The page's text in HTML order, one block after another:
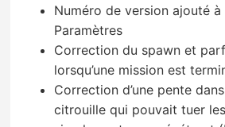
Numéro de version ajouté à
Paramètres
Correction du spawn et
lorsqu’une mission est
Correction d’une pente
citrouille qui pouvait tuer